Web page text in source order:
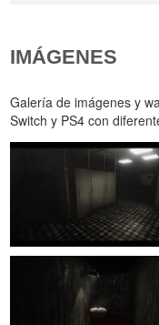
IMÁGENES
Galería de imágenes y
Switch y PS4 con